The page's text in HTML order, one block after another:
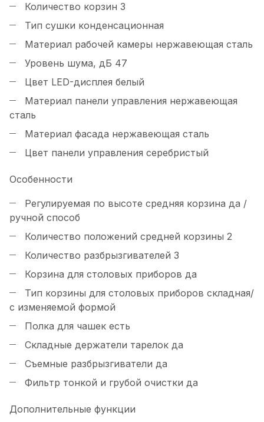
Количество корзин 3
Тип сушки конденсационная
Материал рабочей камеры нержавеющая сталь
Уровень шума, дБ 47
Цвет LED-дисплея белый
Материал панели управления нержавеющая
сталь
Материал фасада нержавеющая сталь
Цвет панели управления серебристый
Особенности
Регулируемая по высоте средняя корзина да /
ручной способ
Количество положений средней корзины 2
Количество разбрызгивателей 3
Корзина для столовых приборов да
Тип корзины для столовых приборов складная/
с изменяемой формой
Полка для чашек есть
Складные держатели тарелок да
Съемные разбрызгиватели да
Фильтр тонкой и грубой очистки да
Дополнительные функции